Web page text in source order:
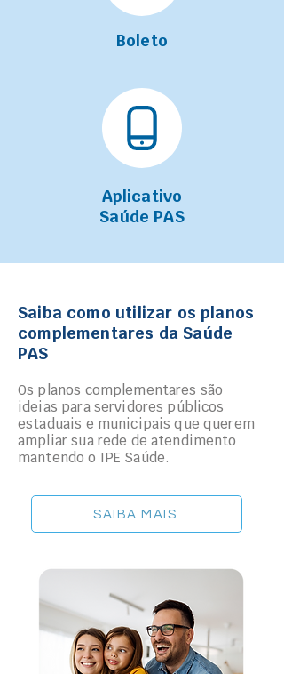
Boleto
Aplicativo
Saúde PAS
Saiba como utilizar os planos
complementares da Saúde
PAS
Os planos complementares são
ideias para servidores públicos
estaduais e municipais que querem
ampliar sua rede de atendimento
mantendo o IPE Saúde.
SAIBA MAIS